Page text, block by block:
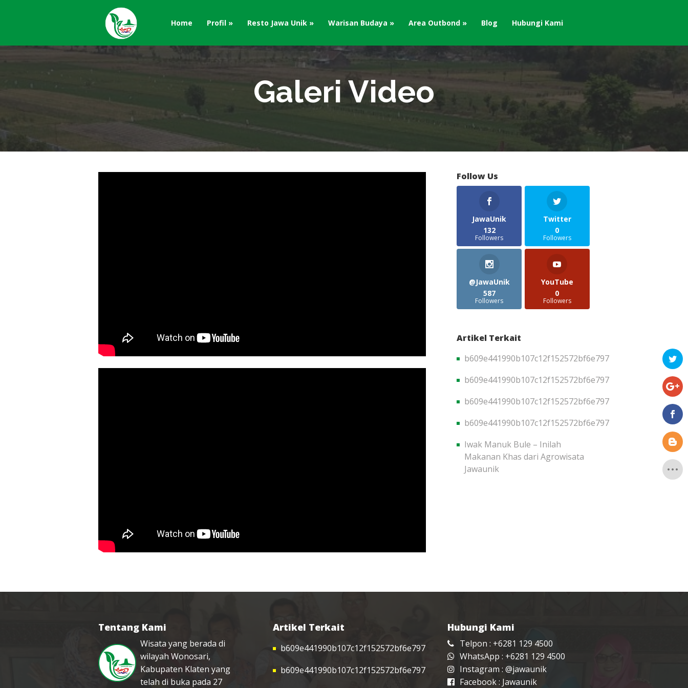
Home Profil Resto Jawa Unik Warisan Budaya Area Outbond Blog Hubungi Kami
Galeri Video
Follow Us
JawaUnik
132
Followers
Twitter
0
Followers
@JawaUnik
587
Followers
YouTube
0
Followers
Artikel Terkait
b609e441990b107c12f152572bf6e797
b609e441990b107c12f152572bf6e797
b609e441990b107c12f152572bf6e797
b609e441990b107c12f152572bf6e797
Iwak Manuk Bule – Inilah
Makanan Khas dari Agrowisata
Jawaunik
Tentang Kami
Wisata yang berada di
wilayah Wonosari,
Kabupaten Klaten yang
telah di buka pada 27
Artikel Terkait
b609e441990b107c12f152572bf6e797
b609e441990b107c12f152572bf6e797
Hubungi Kami
Telpon : +6281 129 4500
WhatsApp : +6281 129 4500
Instagram : @jawaunik
Facebook : Jawaunik